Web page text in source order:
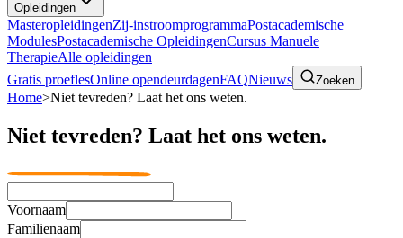
Opleidingen
MasteropleidingenZij-instroomprogrammaPostacademische
ModulesPostacademische OpleidingenCursus Manuele
TherapieAlle opleidingen
Gratis proeflesOnline opendeurdagenFAQNieuws Zoeken
Home>Niet tevreden? Laat het ons weten.
Niet tevreden? Laat het ons weten.
Voornaam
Familienaam